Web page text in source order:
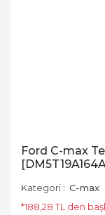
Ford C-max
Kategori
C-max
*188,28 TL den